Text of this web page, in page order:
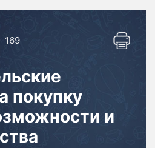
169
покупку
и